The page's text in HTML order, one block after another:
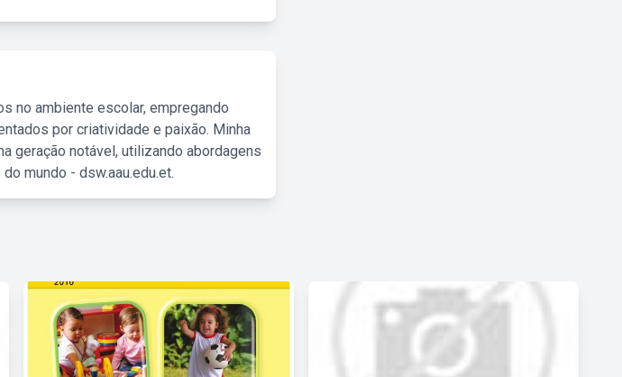
no ambiente escolar, empregando
por criatividade e paixão. Minha
geração notável, utilizando abordagens
mundo - dsw.aau.edu.et.